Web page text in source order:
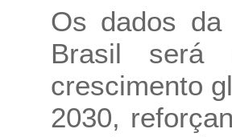
Os dados da
Brasil será
crescimento
2030,